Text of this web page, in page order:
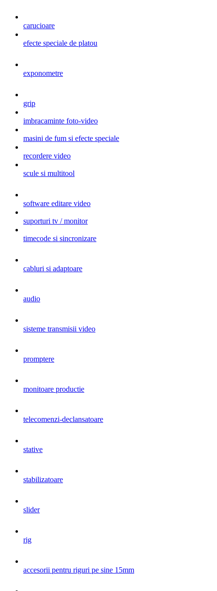
carucioare
efecte speciale de platou
exponometre
grip
imbracaminte foto-video
masini de fum si efecte speciale
recordere video
scule si multitool
software editare video
suporturi tv / monitor
timecode si sincronizare
cabluri si adaptoare
audio
sisteme transmisii video
promptere
monitoare productie
telecomenzi-declansatoare
stative
stabilizatoare
slider
rig
accesorii pentru riguri pe sine 15mm